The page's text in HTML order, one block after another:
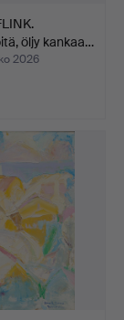
öljy kankaa…
2026